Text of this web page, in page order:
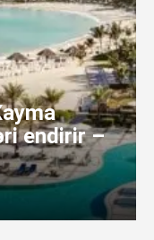
endirir –